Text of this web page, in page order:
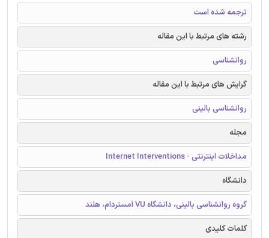
ترجمه شده است
رشته های مرتبط با این مقاله
روانشناسی
گرایش های مرتبط با این مقاله
روانشناسی بالینی
مجله
مداخلات اینترنتی - Internet Interventions
دانشگاه
گروه روانشناسی بالینی، دانشگاه VU آمستردام، هلند
کلمات کلیدی